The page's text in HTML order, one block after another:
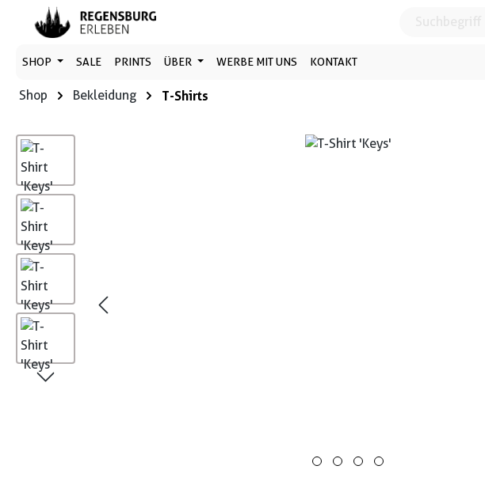
Hauptinhalt springen
Zur Suche springen
Zur Hauptnavigation springen
SHOP SALE PRINTS ÜBER WERBE MIT UNS KONTAKT
Shop Bekleidung T-Shirts
Bildergalerie überspringen